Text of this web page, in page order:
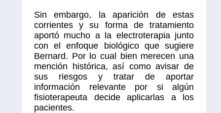
Sin embargo, la aparición de estas
corrientes y su forma de tratamiento
aportó mucho a la electroterapia junto
con el enfoque biológico que sugiere
Bernard. Por lo cual bien merecen una
mención histórica, así como avisar de
sus riesgos y tratar de aportar
información relevante por si algún
fisioterapeuta decide aplicarlas a los
pacientes.